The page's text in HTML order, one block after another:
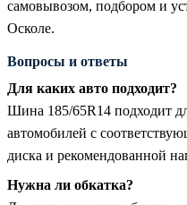
самовывозом, подбором и
Осколе.
Вопросы и ответы
Для каких авто подходит?
Шина 185/65R14 подходит
автомобилей с
диска и рекомендованной
Нужна ли обкатка?